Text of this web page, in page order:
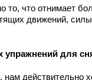
то, что отнимает
движений,
для
действительно